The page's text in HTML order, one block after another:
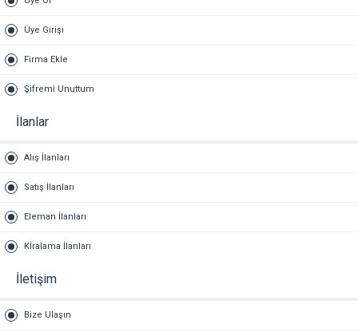
Üye Girişi
Firma Ekle
Şifremi Unuttum
İlanlar
Alış İlanları
Satış İlanları
Eleman İlanları
Kİralama İlanları
İletişim
Bize Ulaşın